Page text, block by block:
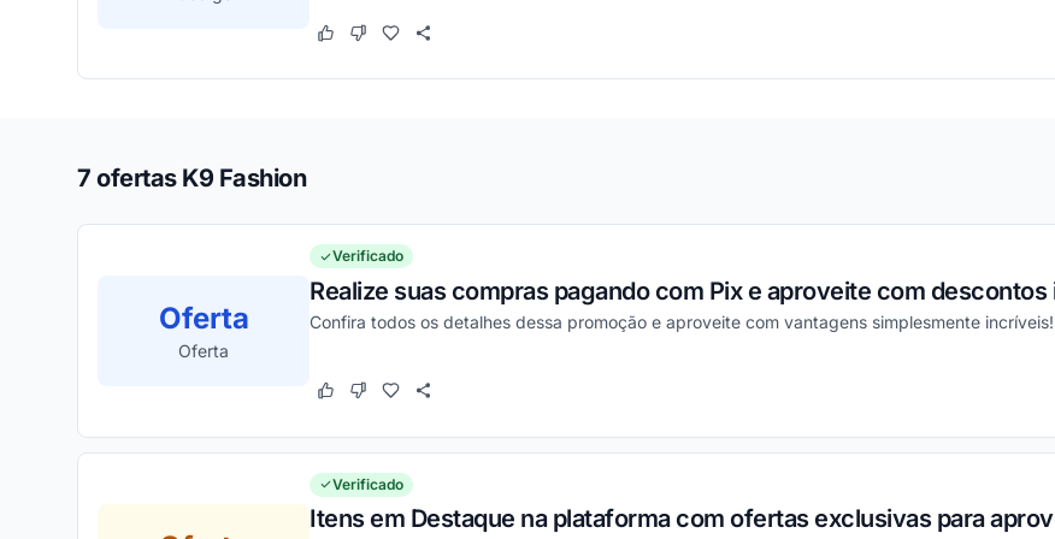
Este cupom funcionou
Este cupom não funcionou
7 ofertas K9 Fashion
Oferta
Oferta
Verificado
Realize suas compras pagando com Pix e aproveite com
Confira todos os detalhes dessa promoção e aproveite com vantagens simplesmente incríveis!
Este cupom funcionou
Este cupom não funcionou
Verificado
Itens em Destaque na plataforma com ofertas exclusivas para